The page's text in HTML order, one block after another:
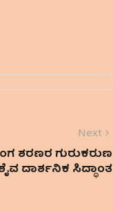
Next
ಶರಣರ ಗುರುಕರುಣ
ದಾರ್ಶನಿಕ ಸಿದ್ಧಾಂತ